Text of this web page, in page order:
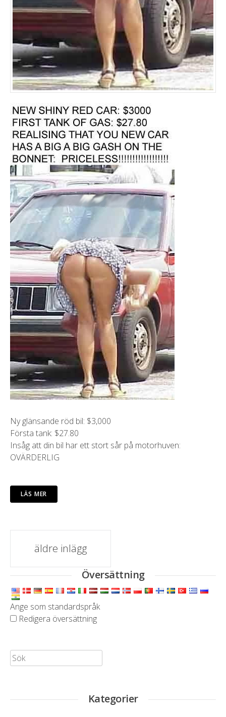
Ny glänsande röd bil: $3,000
Första tank: $27.80
Insåg att din bil har ett stort sår på motorhuven:
OVÄRDERLIG
LÄS MER
inlägg
navigering
äldre inlägg
Översättning
Ange som standardspråk
Redigera översättning
Sök:
Kategorier